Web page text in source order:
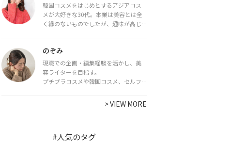
韓国コスメをはじめとするアジアコス
メが大好きな30代。本業は美容とは全
く縁のないものでしたが、趣味が高じ
ライターとして活動中。
都内で16タイプパーソナルカラー診
断・顔タイプ診断・骨格診断によるイ
メージコンサルティングも行っていま
のぞみ
現職での企画・編集経験を活かし、美
容ライターを目指す。
プチプラコスメや韓国コスメ、セルフ
で最新情報をチェック。家事や育児の合
間に取り入れられる時短美容テクも実
>VIEW MORE
#人気のタグ